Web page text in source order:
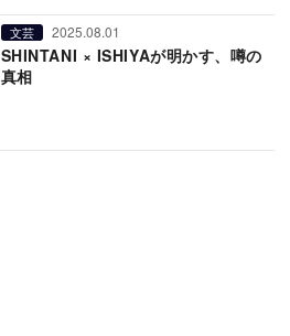
文芸 2025.08.01
SHINTANI × ISHIYAが明かす、噂の
真相